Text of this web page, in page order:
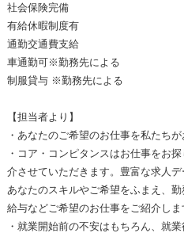
社会保険完備
有給休暇制度有
通勤交通費支給
車通勤可※勤務先による
制服貸与 ※勤務先による
【担当者より】
・あなたのご希望のお仕事を私たちが
・コア・コンピタンスはお仕事をお
介させていただきます。豊富な求人
あなたのスキルやご希望をふまえ、
給与などご希望のお仕事をご紹介しま
・就業開始前の不安はもちろん、就